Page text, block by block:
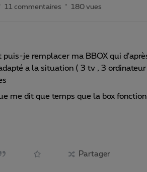
11 commentaires 180 vues
puis-je remplacer ma BBOX qui
a la situation ( 3 tv , 3
me dit que temps que la box
Partager